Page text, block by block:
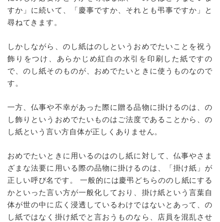
すか」に続いて、「慶事ですか、それとも弔事ですか」と
尋ねてきます。
しかしながら、のし紙はのしというおめでたいことを祝う
飾りをつけ、あらかじめ紅白の水引を印刷した紙ですの
で、のし紙そのものが、おめでたいときに使うものなので
す。
一方、仏事や不幸があった際に贈る品物に掛けるのは、の
し飾りというおめでたいものはご法度であることから、の
し紙という言い方自体が正しくありません。
おめでたいときに用いるのはのし紙に対して、仏事やさま
ざまな法要に用いる際の品物に掛けるのは、「掛け紙」が
正しい呼び名です。 一般的には慶弔どちらののし紙にする
かといった言い方が一般化しており、掛け紙という言葉自
体が世の中に広く浸透しているわけではないとあって、の
し紙ではなく掛け紙でと言おうものなら、店員を混乱させ